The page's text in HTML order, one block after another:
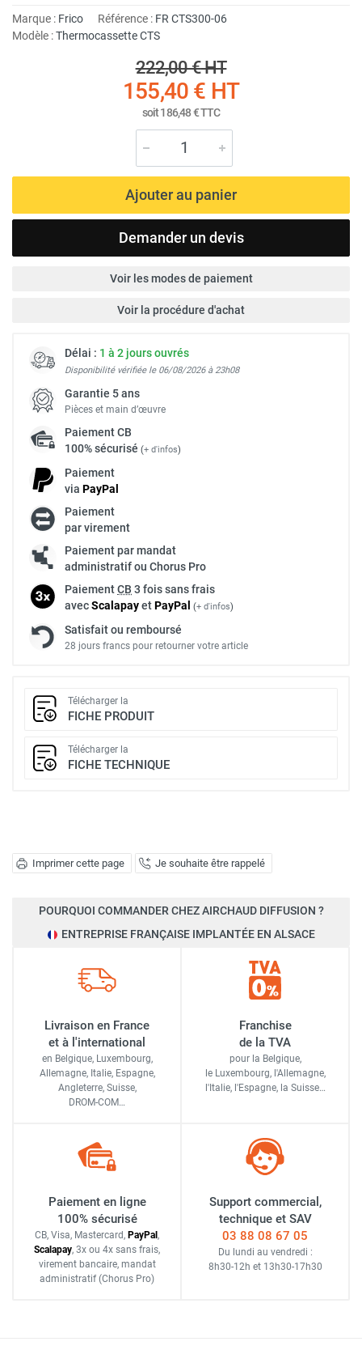
Imprimer cette page Je souhaite être rappelé
Marque : Frico Référence : FR CTS300-06
Modèle :Thermocassette CTS
222,00 €HT
155,40 € HT
soit186,48 €TTC
Ajouter au panier
Demander un devis
Voir les modes de paiement
Voir la procédure d'achat
Délai : 1 à 2 jours ouvrés
Disponibilité vérifiée le 06/08/2026 à 23h08
Garantie 5 ans
Pièces et main d’œuvre
PaiementCB
100% sécurisé (+ d'infos)
Paiement
via PayPal
Paiement
par virement
Paiement par mandat
administratif ou Chorus Pro
PaiementCB 3 fois sans frais
avecScalapayetPayPal (+ d'infos)
Satisfait ou remboursé
28 jours francs pour retourner votre article
Télécharger la
FICHE PRODUIT
Télécharger la
FICHE TECHNIQUE
POURQUOI COMMANDER CHEZ AIRCHAUD DIFFUSION ?
ENTREPRISE FRANÇAISE IMPLANTÉE EN ALSACE
Livraison en France
et à l'international
en Belgique, Luxembourg,
Allemagne, Italie, Espagne,
Angleterre, Suisse,
DROM-COM…
Franchise
de la TVA
pour la Belgique,
le Luxembourg, l'Allemagne,
l'Italie, l'Espagne, la Suisse…
Paiement en ligne
100% sécurisé
CB, Visa, Mastercard, PayPal ,
Scalapay, 3x ou 4x sans frais,
virement bancaire, mandat
administratif (Chorus Pro)
Support commercial,
technique et SAV
03 88 08 67 05
Du lundi au vendredi :
8h30-12h et 13h30-17h30